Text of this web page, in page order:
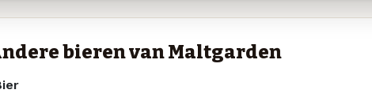
bieren van Maltgarden